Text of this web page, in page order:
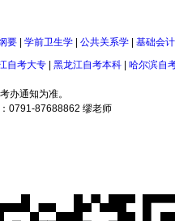
要 学前卫生学 公共关系学 基础会计
自考大专 黑龙江自考本科 哈尔滨自
办通知为准。
0791-87688862 缪老师